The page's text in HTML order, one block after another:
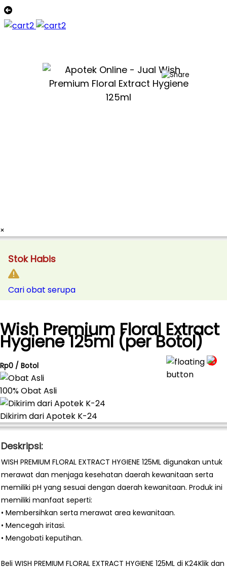
×
Stok Habis
Cari obat serupa
Wish Premium Floral Extract
Hygiene 125ml (per Botol)
Rp0 / Botol
100% Obat Asli
Dikirim dari Apotek K-24
Deskripsi:
WISH PREMIUM FLORAL EXTRACT HYGIENE 125ML digunakan untuk
merawat dan menjaga kesehatan daerah kewanitaan serta
memiliki pH yang sesuai dengan daerah kewanitaan. Produk ini
memiliki manfaat seperti:
• Membersihkan serta merawat area kewanitaan.
• Mencegah iritasi.
• Mengobati keputihan.
Beli WISH PREMIUM FLORAL EXTRACT HYGIENE 125ML di K24Klik dan